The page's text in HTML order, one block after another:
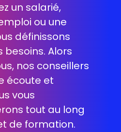
un salarié,
ou une
définissons
Alors
nos conseillers
écoute et
vous
tout au long
de formation.